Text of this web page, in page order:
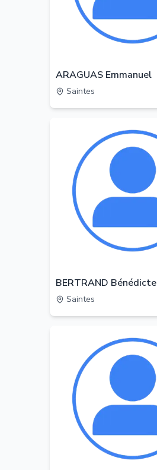
ARAGUAS Emmanuel
Saintes
BERTRAND Bénédicte
Saintes